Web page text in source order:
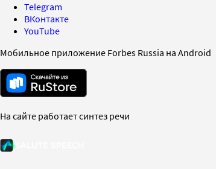
Telegram
ВКонтакте
YouTube
Мобильное приложение Forbes Russia на Android
На сайте работает синтез речи